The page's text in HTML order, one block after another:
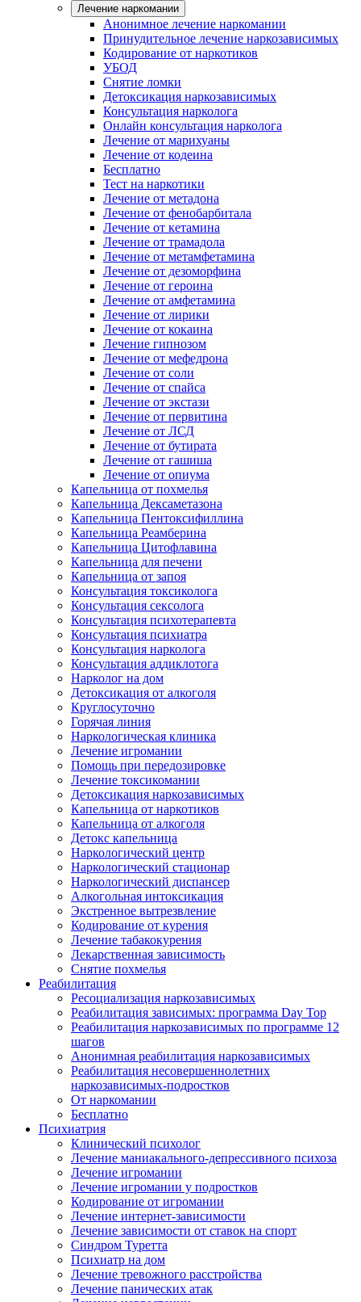
Лечение наркомании
Анонимное лечение наркомании
Принудительное лечение наркозависимых
Кодирование от наркотиков
УБОД
Снятие ломки
Детоксикация наркозависимых
Консультация нарколога
Онлайн консультация нарколога
Лечение от марихуаны
Лечение от кодеина
Бесплатно
Тест на наркотики
Лечение от метадона
Лечение от фенобарбитала
Лечение от кетамина
Лечение от трамадола
Лечение от метамфетамина
Лечение от дезоморфина
Лечение от героина
Лечение от амфетамина
Лечение от лирики
Лечение от кокаина
Лечение гипнозом
Лечение от мефедрона
Лечение от соли
Лечение от спайса
Лечение от экстази
Лечение от первитина
Лечение от ЛСД
Лечение от бутирата
Лечение от гашиша
Лечение от опиума
Капельница от похмелья
Капельница Дексаметазона
Капельница Пентоксифиллина
Капельница Реамберина
Капельница Цитофлавина
Капельница для печени
Капельница от запоя
Консультация токсиколога
Консультация сексолога
Консультация психотерапевта
Консультация психиатра
Консультация нарколога
Консультация аддиклотога
Нарколог на дом
Детоксикация от алкоголя
Круглосуточно
Горячая линия
Наркологическая клиника
Лечение игромании
Помощь при передозировке
Лечение токсикомании
Детоксикация наркозависимых
Капельница от наркотиков
Капельница от алкоголя
Детокс капельница
Наркологический центр
Наркологический стационар
Наркологический диспансер
Алкогольная интоксикация
Экстренное вытрезвление
Кодирование от курения
Лечение табакокурения
Лекарственная зависимость
Снятие похмелья
Реабилитация
Ресоциализация наркозависимых
Реабилитация зависимых: программа Day Top
Реабилитация наркозависимых по программе 12
шагов
Анонимная реабилитация наркозависимых
Реабилитация несовершеннолетних
наркозависимых-подростков
От наркомании
Бесплатно
Психиатрия
Клинический психолог
Лечение маниакального-депрессивного психоза
Лечение игромании
Лечение игромании у подростков
Кодирование от игромании
Лечение интернет-зависимости
Лечение зависимости от ставок на спорт
Синдром Туретта
Психиатр на дом
Лечение тревожного расстройства
Лечение панических атак